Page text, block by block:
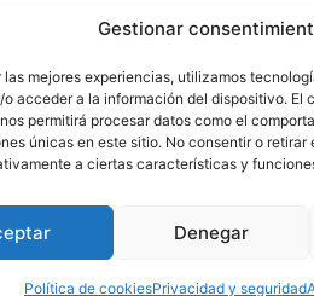
Gestionar
las mejores experiencias, utilizamos
o acceder a la información del dispositivo. El
permitirá procesar datos como el
únicas en este sitio. No consentir o retirar
a ciertas características y
Denegar
Política de cookiesPrivacidad y seguridad
Hazte Miembro
Consulta
Descuentos
a Herbalife.es – Desarrollo